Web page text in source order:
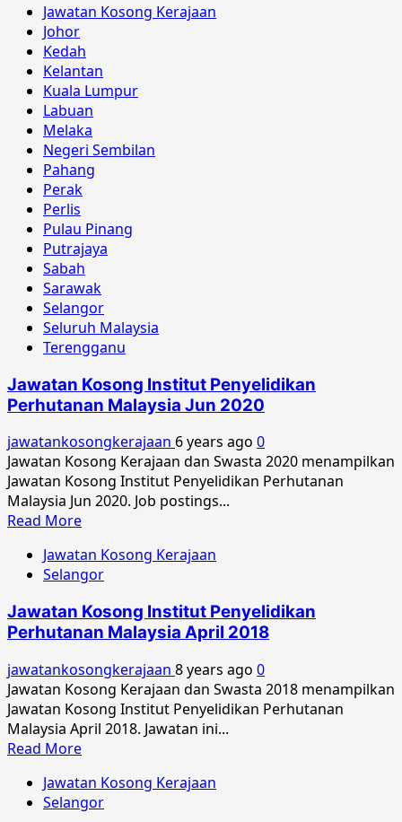
Jawatan Kosong Kerajaan
Johor
Kedah
Kelantan
Kuala Lumpur
Labuan
Melaka
Negeri Sembilan
Pahang
Perak
Perlis
Pulau Pinang
Putrajaya
Sabah
Sarawak
Selangor
Seluruh Malaysia
Terengganu
Jawatan Kosong Institut Penyelidikan
Perhutanan Malaysia Jun 2020
jawatankosongkerajaan 6 years ago 0
Jawatan Kosong Kerajaan dan Swasta 2020 menampilkan
Jawatan Kosong Institut Penyelidikan Perhutanan
Malaysia Jun 2020. Job postings...
Read MoreRead
about
Jawatan
Institut
Penyelidikan
Malaysia
Jun
2020
Jawatan Kosong Kerajaan
Selangor
Jawatan Kosong Institut Penyelidikan
Perhutanan Malaysia April 2018
jawatankosongkerajaan 8 years ago 0
Jawatan Kosong Kerajaan dan Swasta 2018 menampilkan
Jawatan Kosong Institut Penyelidikan Perhutanan
Malaysia April 2018. Jawatan ini...
Read MoreRead
about
Jawatan
Jawatan Kosong Kerajaan
Selangor